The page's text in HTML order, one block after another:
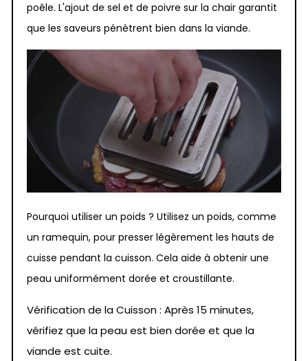
poêle. L'ajout de sel et de poivre sur la chair garantit
que les saveurs pénètrent bien dans la viande.
Pourquoi utiliser un poids ? Utilisez un poids, comme
un ramequin, pour presser légèrement les hauts de
cuisse pendant la cuisson. Cela aide à obtenir une
peau uniformément dorée et croustillante.
Vérification de la Cuisson : Après 15 minutes,
vérifiez que la peau est bien dorée et que la
viande est cuite.